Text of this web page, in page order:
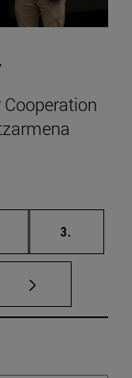
3.
TAB tekla